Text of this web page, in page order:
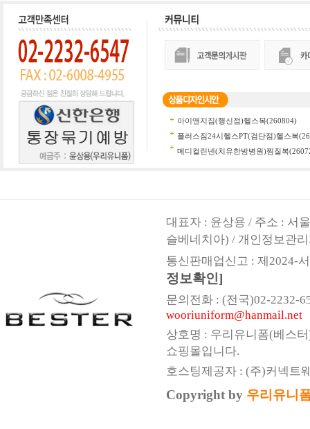
대표자 : 윤상용 / 주소 : 서
슬베네치아) / 개인정보관
통신판매업신고 : 제2024-
정보확인]
문의전화 : (전국)02-2232-
wooriuniform@hanmail.net
상호명 : 우리유니폼(베스
쇼핑몰입니다.
호스팅제공자 : (주)커넥트
Copyright by 우리유니